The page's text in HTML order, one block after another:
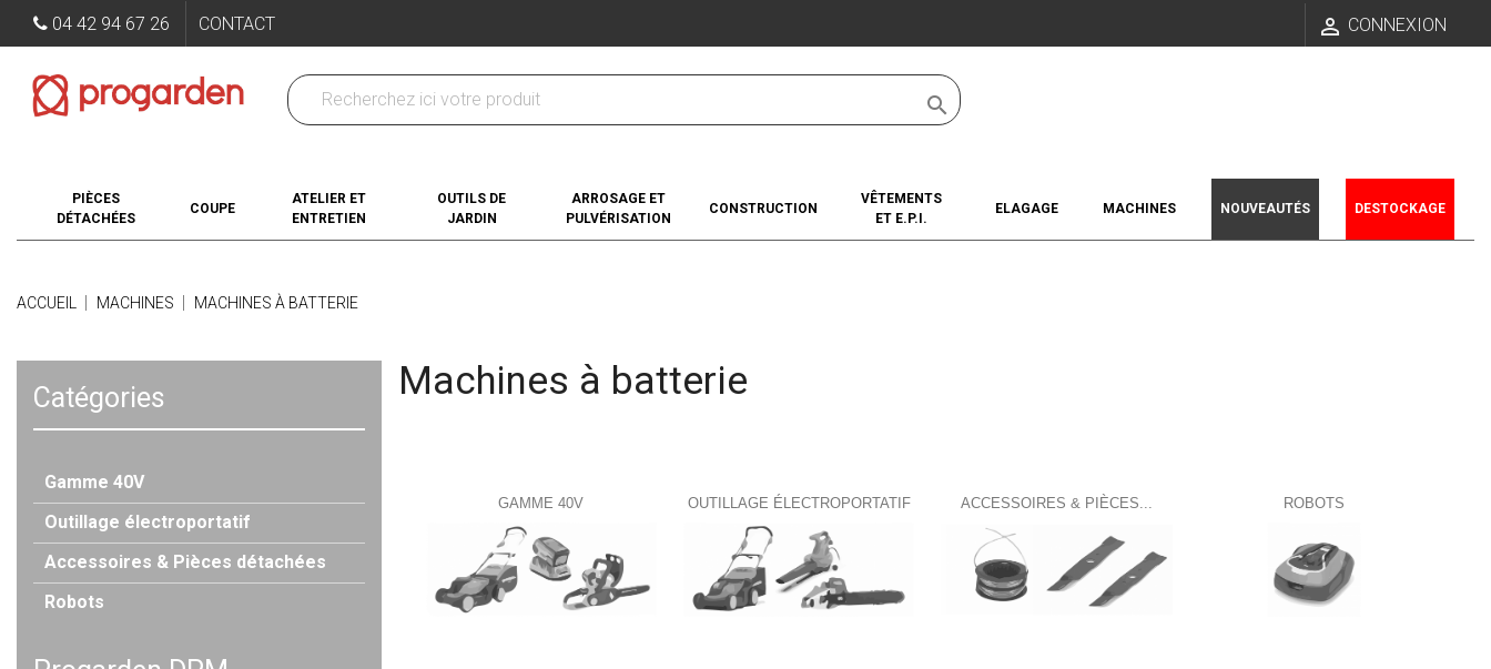
04 42 94 67 26 CONTACT  CONNEXION

PIÈCES
DÉTACHÉES
COUPE
ATELIER ET
ENTRETIEN
OUTILS DE
JARDIN
ARROSAGE ET
PULVÉRISATION
CONSTRUCTION
VÊTEMENTS
ET E.P.I.
ELAGAGE MACHINES NOUVEAUTÉS DESTOCKAGE
ACCUEIL MACHINES MACHINES À BATTERIE
Catégories
Gamme 40V
Outillage électroportatif
Accessoires & Pièces détachées
Robots
Machines à batterie
GAMME 40V OUTILLAGE ÉLECTROPORTATIF ACCESSOIRES & PIÈCES... ROBOTS